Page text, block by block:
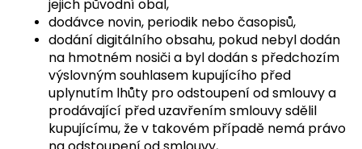
jejich původní obal,
dodávce novin, periodik nebo časopisů,
dodání digitálního obsahu, pokud nebyl dodán
na hmotném nosiči a byl dodán s předchozím
výslovným souhlasem kupujícího před
uplynutím lhůty pro odstoupení od smlouvy a
prodávající před uzavřením smlouvy sdělil
kupujícímu, že v takovém případě nemá právo